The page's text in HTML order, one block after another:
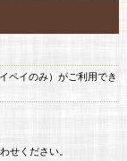
ペイのみ）がご利用でき
せください。